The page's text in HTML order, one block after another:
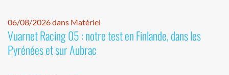
06/08/2026 dans Matériel
Vuarnet Racing 05 : notre test en Finlande, dans les
Pyrénées et sur Aubrac